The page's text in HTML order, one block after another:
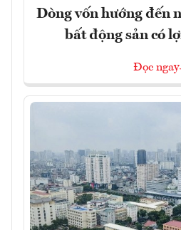
Dòng vốn hướng đến
bất động sản có
Đọc ngay